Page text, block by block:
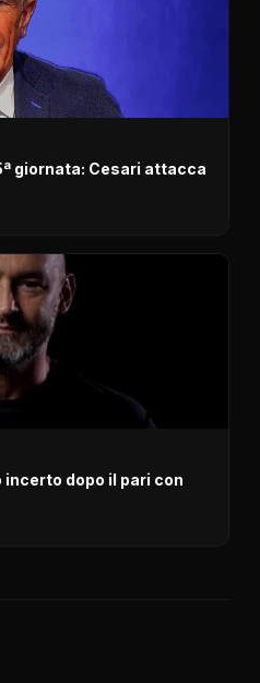
giornata: Cesari attacca
dopo il pari con